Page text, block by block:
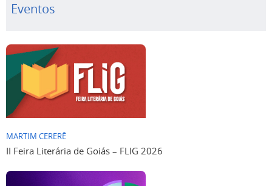
Eventos
MARTIM CERERÊ
II Feira Literária de Goiás – FLIG 2026